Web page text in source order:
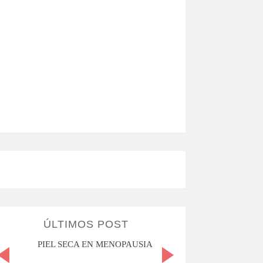
ÚLTIMOS POST
PIEL SECA EN MENOPAUSIA